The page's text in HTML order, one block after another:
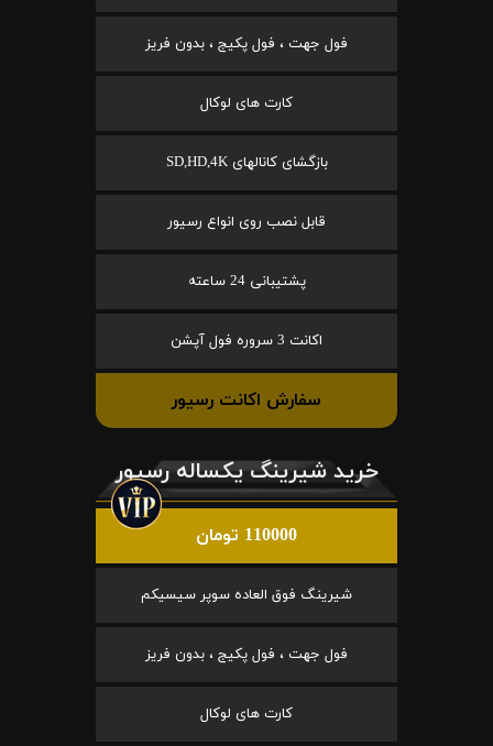
فول جهت ، فول پکیج ، بدون فریز
کارت های لوکال
بازگشای کانالهای SD,HD,4K
قابل نصب روی انواع رسیور
پشتیبانی 24 ساعته
اکانت 3 سروره فول آپشن
سفارش اکانت رسیور
خرید شیرینگ یکساله رسیور
110000 تومان
شیرینگ فوق العاده سوپر سیسیکم
فول جهت ، فول پکیج ، بدون فریز
کارت های لوکال